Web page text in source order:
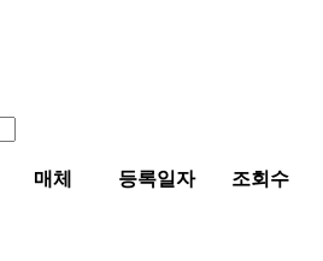
매체 등록일자 조회수